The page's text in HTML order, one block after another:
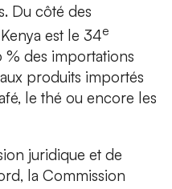
Du côté des
est le 34e
% des importations
produits importés
le thé ou encore les
juridique et de
la Commission